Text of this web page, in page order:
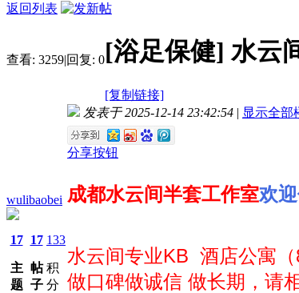
返回列表
查看: 3259|回复: 0[浴足保健] 水云
[复制链接]
wulibaobei
17
主
题
17
帖
子
133
积
分
发表于 2025-12-14 23:42:54 | 显示全部
分享按钮
成都水云间半套工作室欢
水云间专业KB 酒店公寓
做口碑做诚信 做长期，请